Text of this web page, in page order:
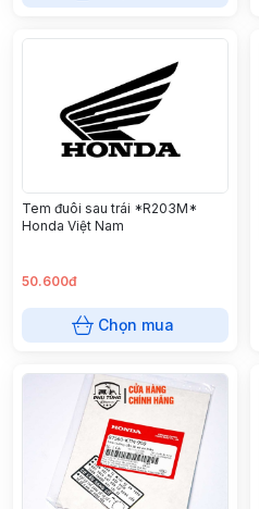
Tem đuôi sau trái *R203M*
Honda Việt Nam
50.600đ
Chọn mua